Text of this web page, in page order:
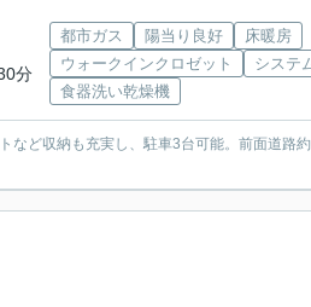
分
都市ガス 陽当り良好
床暖房
ウォークインクロゼット
システ
食器洗い乾燥機
など収納も充実し、駐車3台可能。前面道路